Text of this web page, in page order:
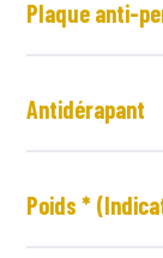
Plaque anti-
Antidérapant
Poids *